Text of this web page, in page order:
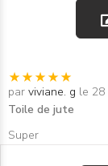
par viviane. g le 28
Toile de jute
Super